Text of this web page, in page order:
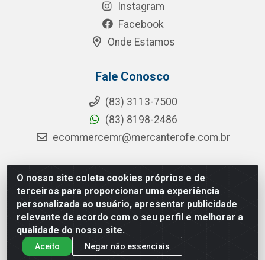
O nosso site coleta cookies próprios e de
terceiros para proporcionar uma experiência
personalizada ao usuário, apresentar publicidade
relevante de acordo com o seu perfil e melhorar a
qualidade do nosso site.
Aceito Negar não essenciais
Instagram
Facebook
Onde Estamos
Fale Conosco
(83) 3113-7500
(83) 8198-2486
ecommercemr@mercanterofe.com.br
MR Distribuidora - Rua Hortêncio Ribeiro de Luna, 3777 -
Distrito Industrial, João Pessoa/PB - CEP 58081-400 - CNPJ
35.428.312/0001-85